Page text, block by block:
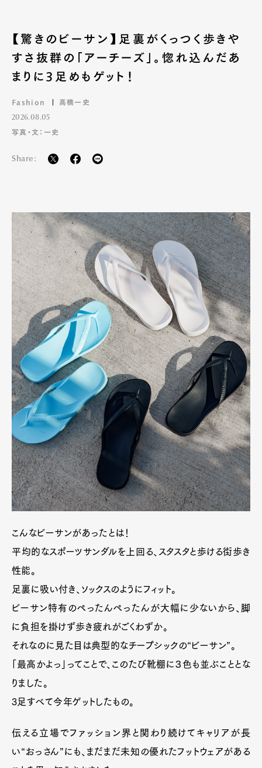
【驚きのビーサン】足裏がくっつく歩きや
すさ抜群の「アーチーズ」。惚れ込んだあ
まりに3足めもゲット！
Fashion 高橋一史
2026.08.05
写真・文：一史
Share:
こんなビーサンがあったとは！
平均的なスポーツサンダルを上回る、スタスタと歩ける街歩き
性能。
足裏に吸い付き、ソックスのようにフィット。
ビーサン特有のぺったんぺったんが大幅に少ないから、脚
に負担を掛けず歩き疲れがごくわずか。
それなのに見た目は典型的なチープシックの“ビーサン”。
「最高かよっ」ってことで、このたび靴棚に３色も並ぶこととな
りました。
3足すべて今年ゲットしたもの。
伝える立場でファッション界と関わり続けてキャリアが長
い“おっさん”にも、まだまだ未知の優れたフットウェアがある